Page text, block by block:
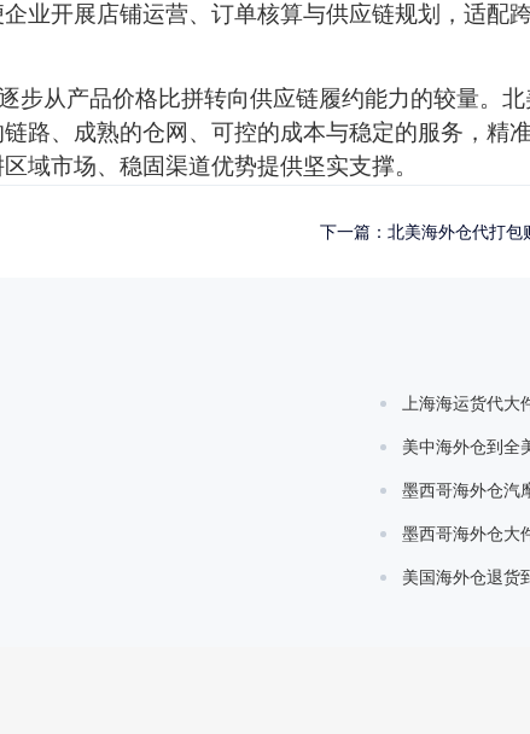
业开展店铺运营、订单核算与供应链规划，适配
步从产品价格比拼转向供应链履约能力的较量。
路、成熟的仓网、可控的成本与稳定的服务，精
域市场、稳固渠道优势提供坚实支撑。
下一篇： 北美海外仓代打包
上海海运货代大
美中海外仓到全
墨西哥海外仓汽
墨西哥海外仓大
美国海外仓退货